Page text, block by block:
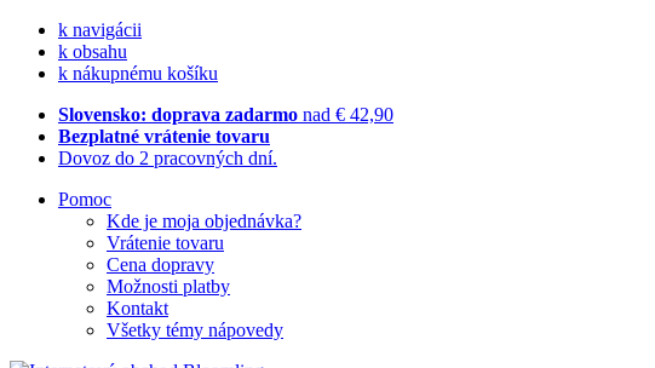
k navigácii
k obsahu
k nákupnému košíku
Slovensko: doprava zadarmo nad € 42,90
Bezplatné vrátenie tovaru
Dovoz do 2 pracovných dní.
Pomoc
Kde je moja objednávka?
Vrátenie tovaru
Cena dopravy
Možnosti platby
Kontakt
Všetky témy nápovedy